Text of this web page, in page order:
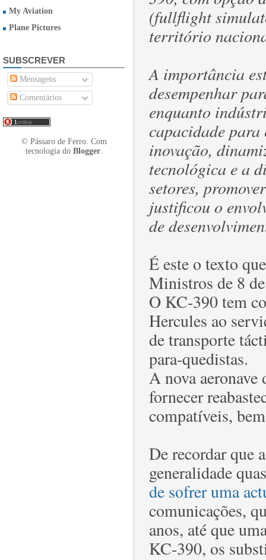
My Aviation
Plane Pictures
SUBSCREVER
Mensagens
Comentários
© Pássaro de Ferro. Com
tecnologia do Blogger.
(fullflight
território
A importância
desempenhar
enquanto
capacidade
inovação,
tecnológica e a
setores,
justificou o
de
É este o texto
Ministros de 8
O KC-390 tem
Hercules ao
de transporte
para-quedistas.
A nova aeronave
fornecer
compatíveis,
De recordar que
generalidade
de sofrer uma
comunicações,
anos, até que
KC-390, os